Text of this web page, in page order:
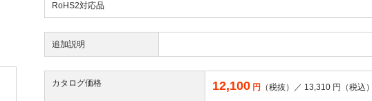
RoHS2対応品
追加説明
カタログ価格 12,100 円 （税抜）／ 13,310 円（税込）